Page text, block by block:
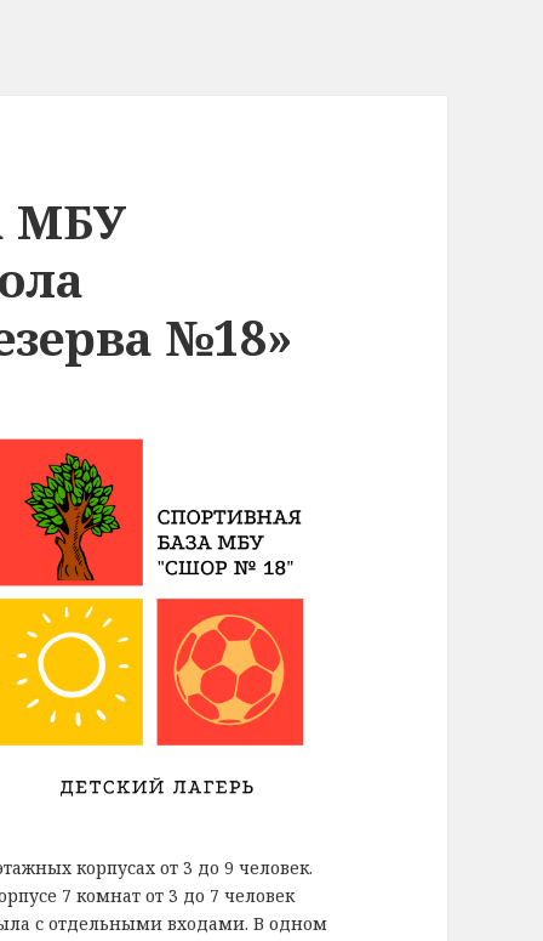
МБУ
№18»
корпусах от 3 до 9 человек.
7 комнат от 3 до 7 человек
с отдельными входами. В одном